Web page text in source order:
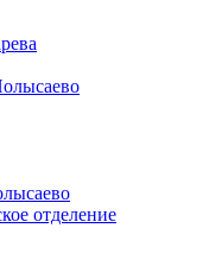
отделение